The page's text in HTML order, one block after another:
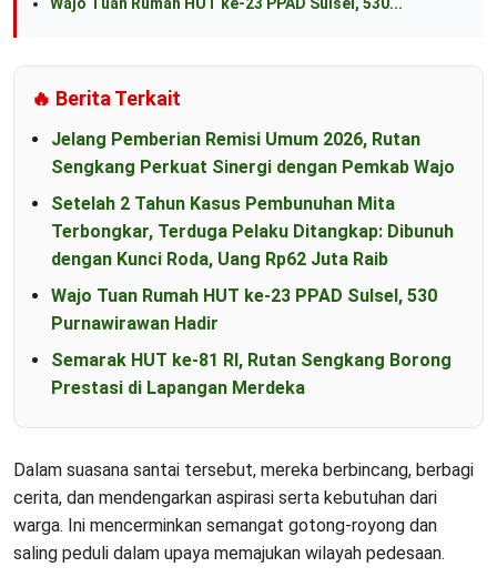
🔥 Berita Terkait
Jelang Pemberian Remisi Umum 2026, Rutan
Sengkang Perkuat Sinergi dengan Pemkab Wajo
Setelah 2 Tahun Kasus Pembunuhan Mita
Terbongkar, Terduga Pelaku Ditangkap: Dibunuh
dengan Kunci Roda, Uang Rp62 Juta Raib
Wajo Tuan Rumah HUT ke-23 PPAD Sulsel, 530
Purnawirawan Hadir
Semarak HUT ke-81 RI, Rutan Sengkang Borong
Prestasi di Lapangan Merdeka
Dalam suasana santai tersebut, mereka berbincang, berbagi
cerita, dan mendengarkan aspirasi serta kebutuhan dari
warga. Ini mencerminkan semangat gotong-royong dan
saling peduli dalam upaya memajukan wilayah pedesaan.